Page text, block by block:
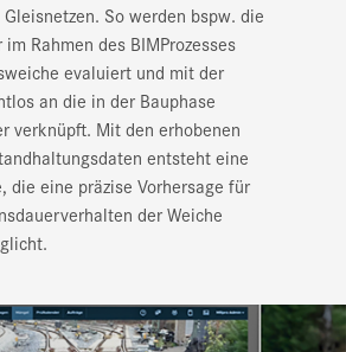
So werden bspw. die
Rahmen des BIMProzesses
evaluiert und mit der
an die in der Bauphase
verknüpft. Mit den erhobenen
entsteht eine
die eine präzise Vorhersage für
der Weiche